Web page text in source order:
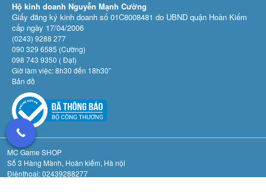
Hộ kinh doanh Nguyễn Mạnh Cường
Giấy đăng ký kinh doanh số 01C8008481 do UBND quận Hoàn Kiếm
cấp ngày 17/04/2006
(0243) 9288 277
090 329 6585 (Cường)
098 743 9350 ( Đạt)
Giờ làm việc: 8h30 đến 18h30”
Bản đồ
MC Game SHOP
Số 3 Hàng Mành, Hoàn kiếm, Hà nội
Điệnthoại: 02439288277